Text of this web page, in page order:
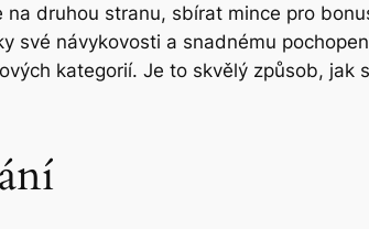
druhou stranu, sbírat mince pro
své návykovosti a snadnému
kategorií. Je to skvělý způsob, jak